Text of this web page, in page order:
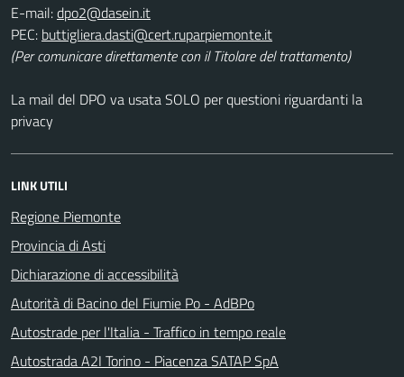
E-mail:
PEC:
(Per comunicare direttamente con il Titolare del trattamento)
La mail del DPO va usata SOLO per questioni riguardanti la
privacy
LINK UTILI
Regione Piemonte
Provincia di Asti
Dichiarazione di accessibilità
Autorità di Bacino del Fiumie Po - AdBPo
Autostrade per l'Italia - Traffico in tempo reale
Autostrada A2I Torino - Piacenza SATAP SpA